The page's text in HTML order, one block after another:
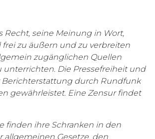
Recht, seine Meinung in Wort,
zu äußern und zu verbreiten
zugänglichen Quellen
Die Pressefreiheit und
Berichterstattung durch Rundfunk
gewährleistet. Eine Zensur findet
finden ihre Schranken in den
allgemeinen Gesetze, den